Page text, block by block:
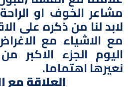
مشاعر الخوف او
لابد لنا من ذكره على
مع الاشياء مع
اليوم الجزء الاكبر
نعيرها اهتماما.
العلاقة مع